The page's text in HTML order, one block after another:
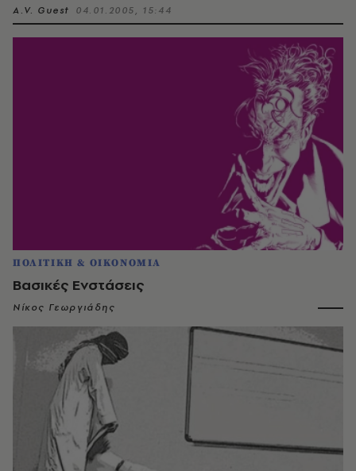
ΠΟΛΙΤΙΚΗ & ΟΙΚΟΝΟΜΙΑ
Bασικές Ενστάσεις
Νίκος Γεωργιάδης
A.V. Guest 04.01.2005, 15:44